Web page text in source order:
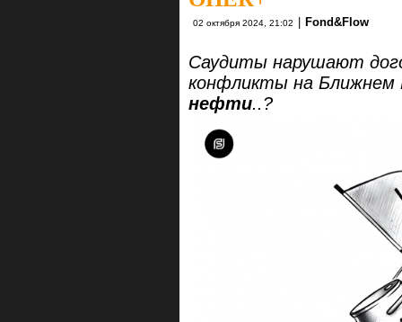
02 октября 2024, 21:02 Fond&Flow
Саудиты нарушают
конфликты на Ближнем
нефти..?